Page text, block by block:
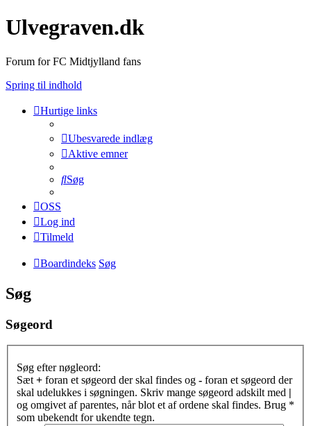
Ulvegraven.dk
Forum for FC Midtjylland fans
Spring til indhold
Hurtige links
Ubesvarede indlæg
Aktive emner
Søg
OSS
Log ind
Tilmeld
Boardindeks Søg
Søg
Søgeord
Søg efter nøgleord:
Sæt + foran et søgeord der skal findes og - foran et søgeord der
skal udelukkes i søgningen. Skriv mange søgeord adskilt med |
og omgivet af parentes, når blot et af ordene skal findes. Brug *
som ubekendt for ukendte tegn.